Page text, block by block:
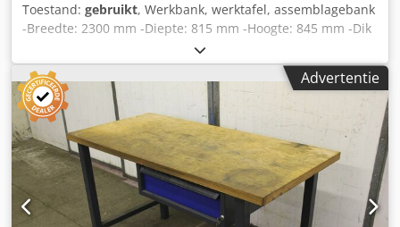
Toestand: gebruikt, Werkbank, werktafel, assemblagebank
-Breedte: 2300 mm -Diepte: 815 mm -Hoogte: 845 mm -Dik
werkblad: 40 mm -Lade: 1 -Kastdeur afsluitbaar: 1 -
Schappen: 2 Dodpfx Ahsfkt Ilonjwa -Prijs: per stuk -Aantal:
2 stuks -Gewicht: 114 kg/stuk
Advertentie